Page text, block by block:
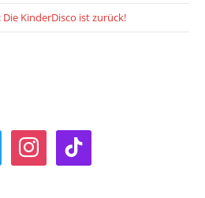
KinderDisco ist zurück!
instagram tiktok